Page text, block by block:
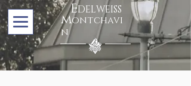
EDELWEISS
montchavi
n